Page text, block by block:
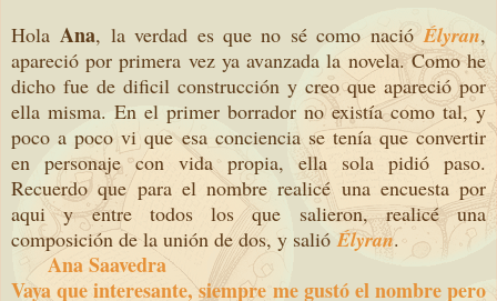
HolaAna, la verdad es que no sé como nacióÉlyran,
apareció por primera vez ya avanzada la novela. Como he
dicho fue de dificil construcción y creo que apareció por
ella misma. En el primer borrador no existía como tal, y
poco a poco vi que esa conciencia se tenía que convertir
en personaje con vida propia, ella sola pidió paso.
Recuerdo que para el nombre realicé una encuesta por
aqui y entre todos los que salieron, realicé una
composición de la unión de dos, y salióÉlyran.
Ana Saavedra
Vaya que interesante, siempre me gustó el nombre pero